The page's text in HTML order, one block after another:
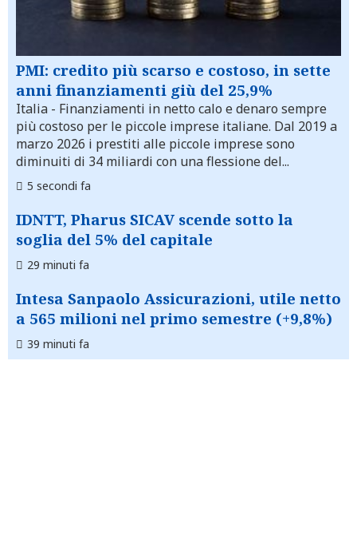
PMI: credito più scarso e costoso, in sette
anni finanziamenti giù del 25,9%
Italia - Finanziamenti in netto calo e denaro sempre
più costoso per le piccole imprese italiane. Dal 2019 a
marzo 2026 i prestiti alle piccole imprese sono
diminuiti di 34 miliardi con una flessione del...
5 secondi fa
IDNTT, Pharus SICAV scende sotto la
soglia del 5% del capitale
29 minuti fa
Intesa Sanpaolo Assicurazioni, utile netto
a 565 milioni nel primo semestre (+9,8%)
39 minuti fa